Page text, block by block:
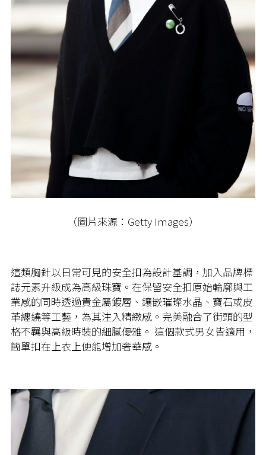
（圖片來源：Getty Images）
這類胸針以日常可見的安全扣為設計基調，加入品牌標
誌元素升級成為高級珠寶。在保留安全扣原始輪廓與工
業感的同時透過貴金屬鍍層、鑲嵌璀璨水晶、寶石或皮
革纏繞等工藝，為其注入精緻感。完美融合了街頭的型
格不羈與高級時裝的細膩優雅。 這個款式男女皆適用，
簡單扣在上衣上便能增加奢華感。